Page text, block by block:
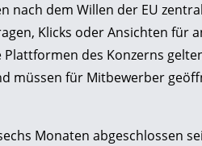
nach dem Willen der EU
Klicks oder Ansichten für
des Konzerns
müssen für Mitbewerber
Monaten abgeschlossen